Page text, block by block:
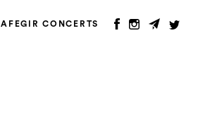
AFEGIR CONCERTS